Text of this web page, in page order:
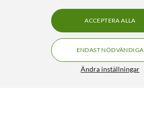
Ändra inställningar
ENDAST NÖDVÄNDIGA
ACCEPTERA ALLA